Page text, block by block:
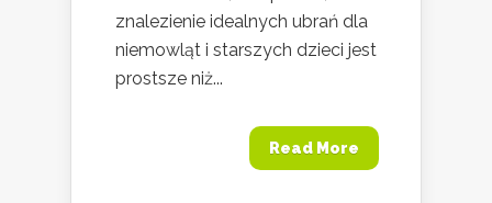
znalezienie idealnych ubrań dla
niemowląt i starszych dzieci jest
prostsze niż...
Read More